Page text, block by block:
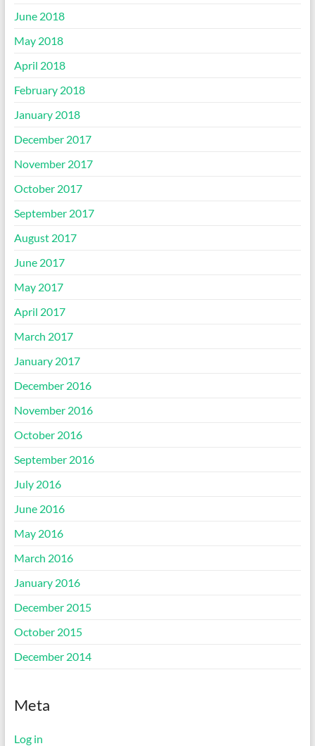
June 2018
May 2018
April 2018
February 2018
January 2018
December 2017
November 2017
October 2017
September 2017
August 2017
June 2017
May 2017
April 2017
March 2017
January 2017
December 2016
November 2016
October 2016
September 2016
July 2016
June 2016
May 2016
March 2016
January 2016
December 2015
October 2015
December 2014
Meta
Log in